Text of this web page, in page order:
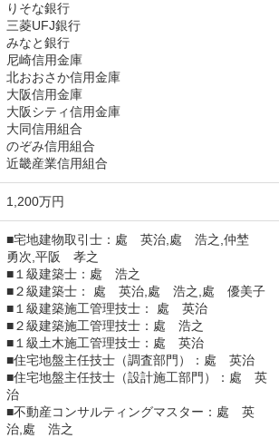
りそな銀行
三菱UFJ銀行
みなと銀行
尼崎信用金庫
北おおさか信用金庫
大阪信用金庫
大阪シティ信用金庫
大同信用組合
のぞみ信用組合
近畿産業信用組合
1,200万円
■宅地建物取引士：處 英治,處 浩之,仲埜
勇次,平阪 孝之
■１級建築士：處 浩之
■２級建築士： 處 英治,處 浩之,處 優美子
■１級建築施工管理技士： 處 英治
■２級建築施工管理技士：處 浩之
■１級土木施工管理技士：處 英治
■住宅地盤主任技士（調査部門）：處 英治
■住宅地盤主任技士（設計施工部門）：處 英
治
■不動産コンサルティングマスター：處 英
治,處 浩之